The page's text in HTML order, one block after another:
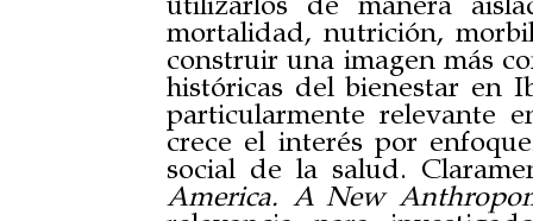
mortalidad, nutrición,
construir una imagen más
históricas del bienestar en
particularmente relevante
crece el interés por
social de la salud.
America. A New